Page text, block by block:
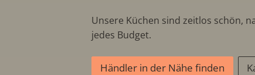
Unsere Küchen sind zeitlos schön,
jedes Budget.
Händler in der Nähe finden